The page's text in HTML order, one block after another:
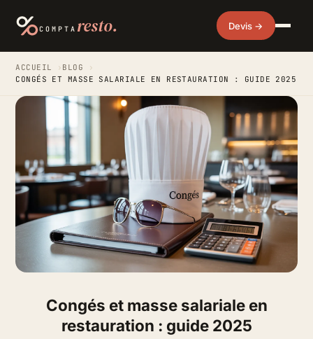
COMPTA resto. Devis →
ACCUEIL › BLOG
›
CONGÉS ET MASSE SALARIALE EN RESTAURATION : GUIDE 2025
Congés et masse salariale en
restauration : guide 2025